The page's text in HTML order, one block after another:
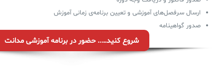
ارسال سرفصل‌های آموزشی و تعیین برنامه‌ی زمانی آموزش
صدور گواهینامه
شروع کنید….. حضور در برنامه آموزشی مدانت